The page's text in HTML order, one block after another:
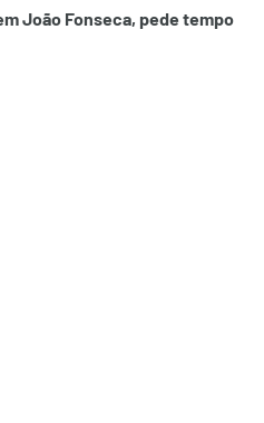
João Fonseca, pede tempo